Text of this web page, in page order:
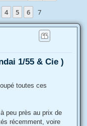
h
4 5 6 7
1/55 & Cie )
toutes ces
peu près au prix de
récemment, voire